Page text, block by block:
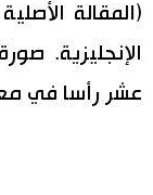
(المقالة
الإنجليزية.
عشر رأسا في